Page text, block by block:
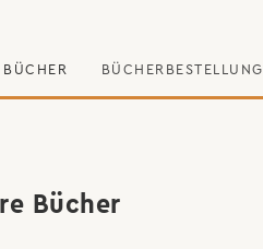
BÜCHER BÜCHERBESTELLUNG
Bücher